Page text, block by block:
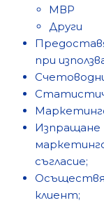
МВР
Други
при
Изпращане
съгласие;
клиент;